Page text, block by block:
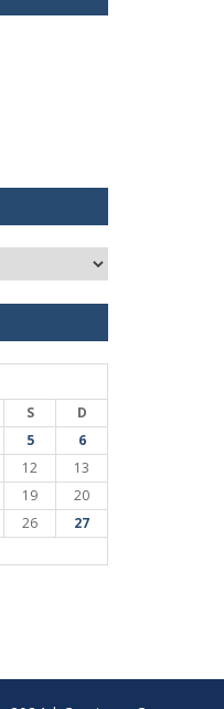
S
D
5
6
12
13
19
20
26
27